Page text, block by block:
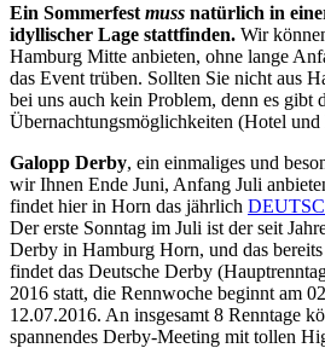
Ein Sommerfest muss natürlich in
idyllischer Lage stattfinden. Wir
Hamburg Mitte anbieten, ohne lange
das Event trüben. Sollten Sie nicht aus
bei uns auch kein Problem, denn es gibt
Übernachtungsmöglichkeiten (Hotel
Galopp Derby, ein einmaliges und
wir Ihnen Ende Juni, Anfang Juli
findet hier in Horn das jährlich
Der erste Sonntag im Juli ist der seit
Derby in Hamburg Horn, und das
findet das Deutsche Derby
2016 statt, die Rennwoche beginnt am
12.07.2016. An insgesamt 8 Renntage
spannendes Derby-Meeting mit tollen